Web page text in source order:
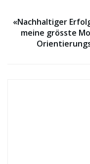
«Nachhaltiger
meine grösste